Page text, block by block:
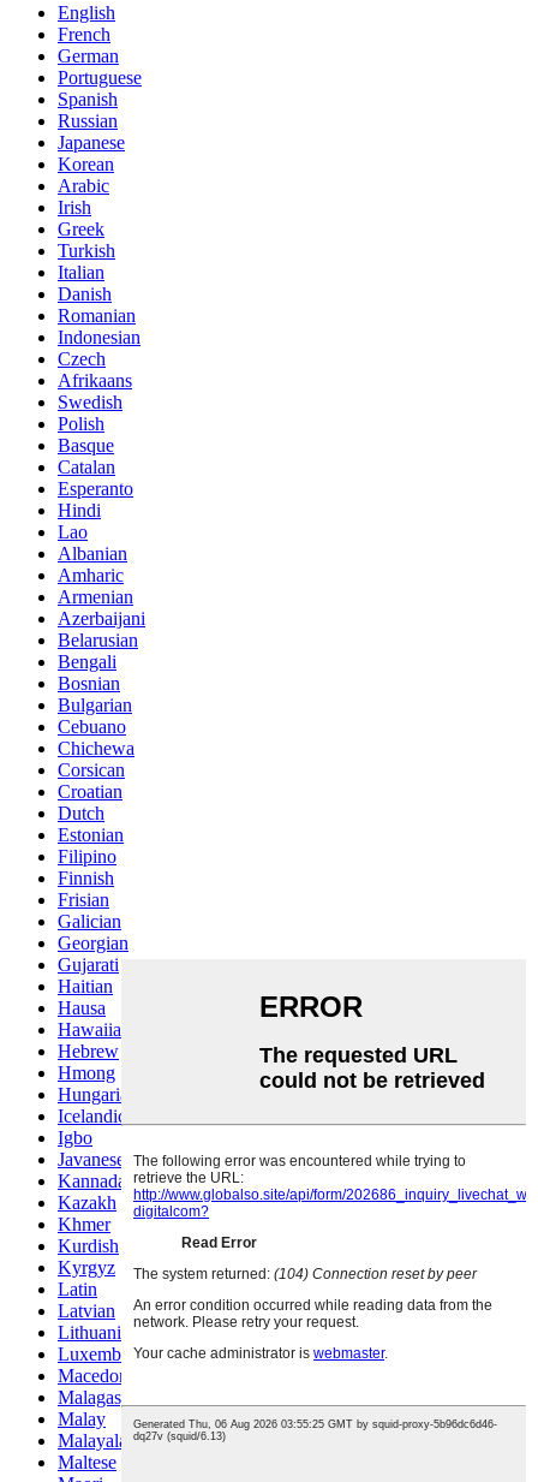
English
French
German
Portuguese
Spanish
Russian
Japanese
Korean
Arabic
Irish
Greek
Turkish
Italian
Danish
Romanian
Indonesian
Czech
Afrikaans
Swedish
Polish
Basque
Catalan
Esperanto
Hindi
Lao
Albanian
Amharic
Armenian
Azerbaijani
Belarusian
Bengali
Bosnian
Bulgarian
Cebuano
Chichewa
Corsican
Croatian
Dutch
Estonian
Filipino
Finnish
Frisian
Galician
Georgian
Gujarati
Haitian
Hausa
Hawaiian
Hebrew
Hmong
Hungarian
Icelandic
Igbo
Javanese
Kannada
Kazakh
Khmer
Kurdish
Kyrgyz
Latin
Latvian
Lithuanian
Luxembou..
Macedonian
Malagasy
Malay
Malayalam
Maltese